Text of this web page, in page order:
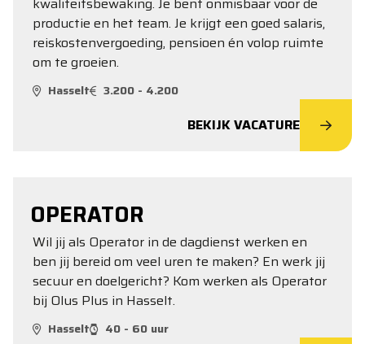
productie en het team. Je krijgt een goed salaris,
reiskostenvergoeding, pensioen én volop ruimte
om te groeien.
Hasselt 3.200 - 4.200
BEKIJK VACATURE
OPERATOR
Wil jij als Operator in de dagdienst werken en
ben jij bereid om veel uren te maken? En werk jij
secuur en doelgericht? Kom werken als Operator
bij Olus Plus in Hasselt.
Hasselt 40 - 60 uur